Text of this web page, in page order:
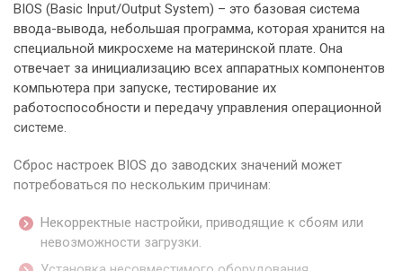
BIOS (Basic Input/Output System) – это базовая система
ввода-вывода, небольшая программа, которая хранится на
специальной микросхеме на материнской плате. Она
отвечает за инициализацию всех аппаратных компонентов
компьютера при запуске, тестирование их
работоспособности и передачу управления операционной
системе.
Сброс настроек BIOS до заводских значений может
потребоваться по нескольким причинам:
Некорректные настройки, приводящие к сбоям или
невозможности загрузки.